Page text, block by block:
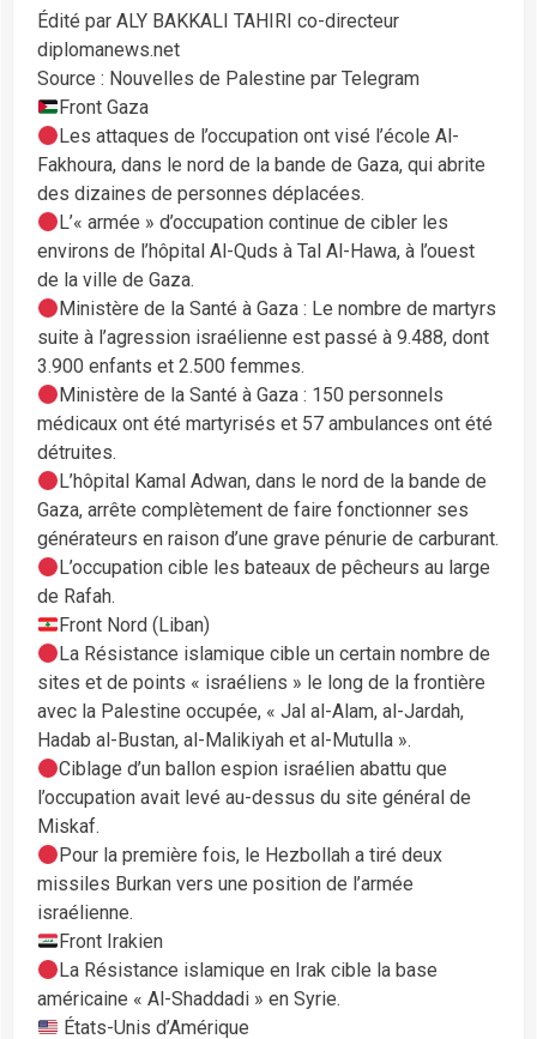
Édité par ALY BAKKALI TAHIRI co-directeur
diplomanews.net
Source : Nouvelles de Palestine par Telegram
Front Gaza
Les attaques de l’occupation ont visé l’école Al-
Fakhoura, dans le nord de la bande de Gaza, qui abrite
des dizaines de personnes déplacées.
L’« armée » d’occupation continue de cibler les
environs de l’hôpital Al-Quds à Tal Al-Hawa, à l’ouest
de la ville de Gaza.
Ministère de la Santé à Gaza : Le nombre de martyrs
suite à l’agression israélienne est passé à 9.488, dont
3.900 enfants et 2.500 femmes.
Ministère de la Santé à Gaza : 150 personnels
médicaux ont été martyrisés et 57 ambulances ont été
détruites.
L’hôpital Kamal Adwan, dans le nord de la bande de
Gaza, arrête complètement de faire fonctionner ses
générateurs en raison d’une grave pénurie de carburant.
L’occupation cible les bateaux de pêcheurs au large
de Rafah.
Front Nord (Liban)
La Résistance islamique cible un certain nombre de
sites et de points « israéliens » le long de la frontière
avec la Palestine occupée, « Jal al-Alam, al-Jardah,
Hadab al-Bustan, al-Malikiyah et al-Mutulla ».
Ciblage d’un ballon espion israélien abattu que
l’occupation avait levé au-dessus du site général de
Miskaf.
Pour la première fois, le Hezbollah a tiré deux
missiles Burkan vers une position de l’armée
israélienne.
Front Irakien
La Résistance islamique en Irak cible la base
américaine « Al-Shaddadi » en Syrie.
États-Unis d’Amérique